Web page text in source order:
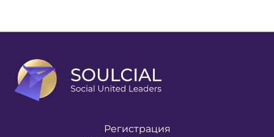
Регистрация